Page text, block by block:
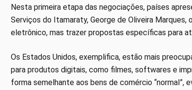
Nesta primeira etapa das negociações, países
Serviços do Itamaraty, George de Oliveira
eletrônico, mas trazer propostas específicas para
Os Estados Unidos, exemplifica, estão mais
para produtos digitais, como filmes, softwares e
forma semelhante aos bens de comércio “normal”,